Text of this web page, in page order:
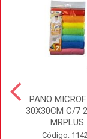
PANO
30X30CM C/7
MRPLUS
Código: